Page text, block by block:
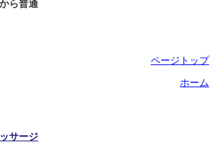
ら普通
ページトップ
ホーム
サージ